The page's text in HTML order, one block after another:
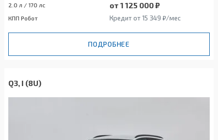
2.0 л / 170 лс от 1 125 000 ₽
КПП Робот Кредит от 15 349 ₽/мес
ПОДРОБНЕЕ
Q3, I (8U)